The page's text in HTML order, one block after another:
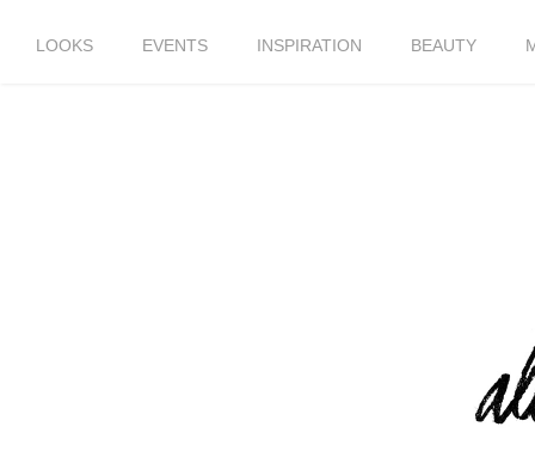
LOOKS EVENTS INSPIRATION BEAUTY